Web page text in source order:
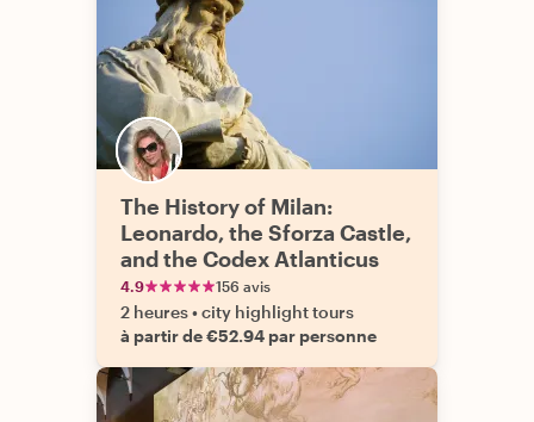
The History of Milan:
Leonardo, the Sforza Castle,
and the Codex Atlanticus
4.9 156 avis
2 heures•city highlight tours
à partir de €52.94 par personne